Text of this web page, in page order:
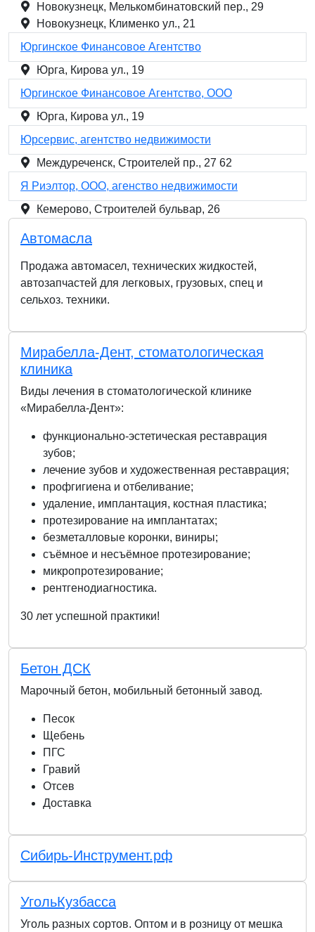
Новокузнецк, Мелькомбинатовский пер., 29
Новокузнецк, Клименко ул., 21
Юргинское Финансовое Агентство
Юрга, Кирова ул., 19
Юргинское Финансовое Агентство, ООО
Юрга, Кирова ул., 19
Юрсервис, агентство недвижимости
Междуреченск, Строителей пр., 27 62
Я Риэлтор, ООО, агенство недвижимости
Кемерово, Строителей бульвар, 26
Автомасла
Продажа автомасел, технических жидкостей,
автозапчастей для легковых, грузовых, спец и
сельхоз. техники.
Мирабелла-Дент, стоматологическая
клиника
Виды лечения в стоматологической клинике
«Мирабелла-Дент»:
функционально-эстетическая реставрация
зубов;
лечение зубов и художественная реставрация;
профгигиена и отбеливание;
удаление, имплантация, костная пластика;
протезирование на имплантатах;
безметалловые коронки, виниры;
съёмное и несъёмное протезирование;
микропротезирование;
рентгенодиагностика.
30 лет успешной практики!
Бетон ДСК
Марочный бетон, мобильный бетонный завод.
Песок
Щебень
ПГС
Гравий
Отсев
Доставка
Сибирь-Инструмент.рф
УгольКузбасса
Уголь разных сортов. Оптом и в розницу от мешка